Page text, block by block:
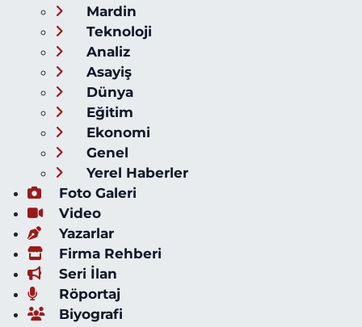
Mardin
Teknoloji
Analiz
Asayiş
Dünya
Eğitim
Ekonomi
Genel
Yerel Haberler
Foto Galeri
Video
Yazarlar
Firma Rehberi
Seri İlan
Röportaj
Biyografi